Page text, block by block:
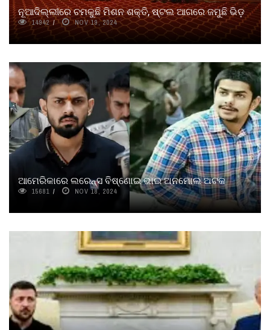
ନୂଆଦିଲ୍ଲୀରେ ଚମକୁଛି ମିଶନ ଶକ୍ତି, ଷ୍ଟଲ ଆଗରେ ଜମୁଛି ଭିଡ଼
14942 NOV 19, 2024
ଆମେରିକାରେ ଲରେନ୍ସ ବିଷ୍ଣୋଇ ଭାଇ ଅନମୋଲ ଅଟକ
15681 NOV 18, 2024